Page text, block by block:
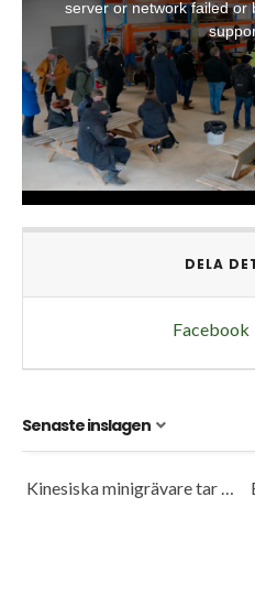
DELA
Facebook
Senaste inslagen